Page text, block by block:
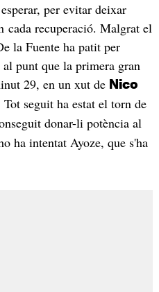
per evitar deixar
cada recuperació. Malgrat el
la Fuente ha patit per
punt que la primera gran
29, en un xut de Nico
seguit ha estat el torn de
donar-li potència al
ha intentat Ayoze, que s'ha